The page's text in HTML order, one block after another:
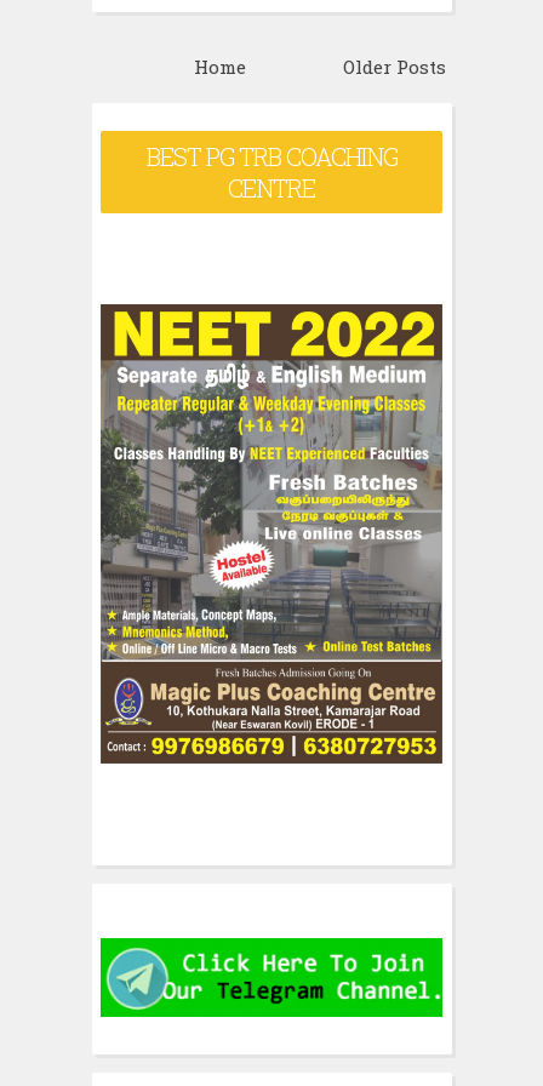
Older Posts
Home
BEST PG TRB COACHING
CENTRE